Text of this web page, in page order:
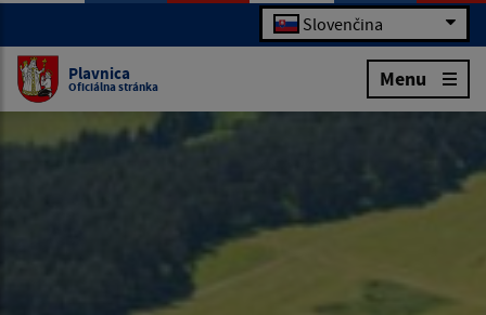
Slovenčina
Plavnica
Oficiálna stránka Menu